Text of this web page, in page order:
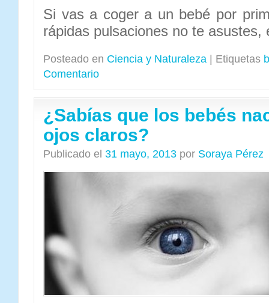
Si vas a coger a un bebé por
rápidas pulsaciones no te asustes,
Posteado en Ciencia y Naturaleza Etiquetas
Comentario
¿Sabías que los bebés
ojos claros?
Publicado el 31 mayo, 2013 por Soraya Pérez